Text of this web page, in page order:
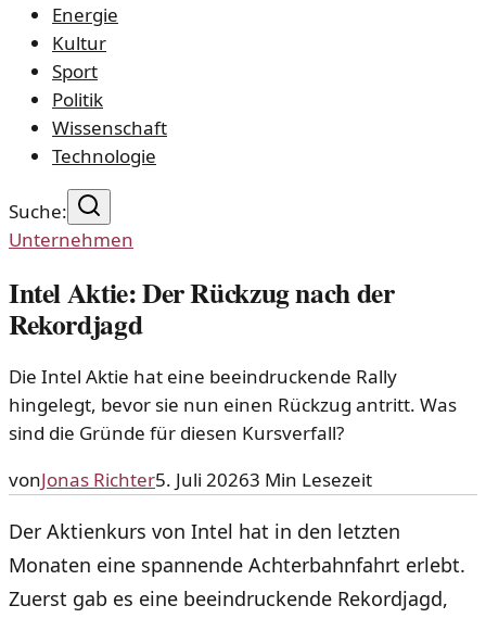
Energie
Kultur
Sport
Politik
Wissenschaft
Technologie
Suche:
Unternehmen
Intel Aktie: Der Rückzug nach der
Rekordjagd
Die Intel Aktie hat eine beeindruckende Rally
hingelegt, bevor sie nun einen Rückzug antritt. Was
sind die Gründe für diesen Kursverfall?
vonJonas Richter5. Juli 20263 Min Lesezeit
Der Aktienkurs von Intel hat in den letzten
Monaten eine spannende Achterbahnfahrt erlebt.
Zuerst gab es eine beeindruckende Rekordjagd,